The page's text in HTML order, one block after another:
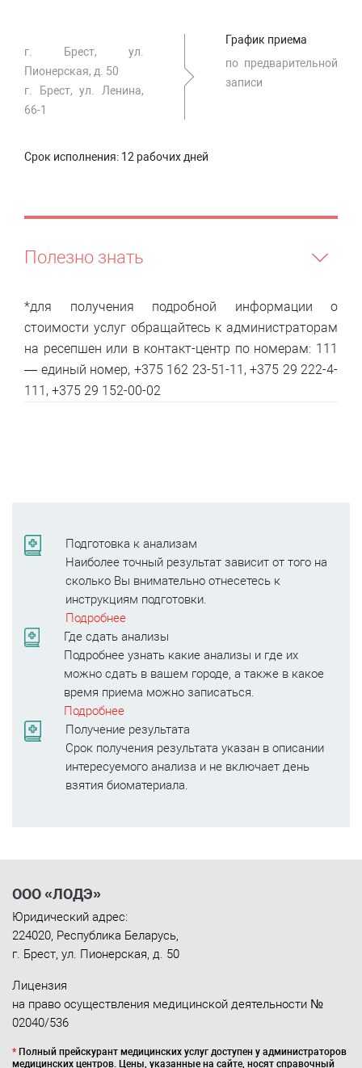
г. Брест, ул.
Пионерская, д. 50
г. Брест, ул. Ленина,
66-1
График приема
по предварительной
записи
Срок исполнения: 12 рабочих дней
Полезно знать
*для получения подробной информации о
стоимости услуг обращайтесь к администраторам
на ресепшен или в контакт-центр по номерам: 111
— единый номер, +375 162 23-51-11, +375 29 222-4-
111, +375 29 152-00-02
Подготовка к анализам
Наиболее точный результат зависит от того на
сколько Вы внимательно отнесетесь к
инструкциям подготовки.
Подробнее
Где сдать анализы
Подробнее узнать какие анализы и где их
можно сдать в вашем городе, а также в какое
время приема можно записаться.
Подробнее
Получение результата
Срок получения результата указан в описании
интересуемого анализа и не включает день
взятия биоматериала.
ООО «ЛОДЭ»
Юридический адрес:
224020, Республика Беларусь,
г. Брест, ул. Пионерская, д. 50
Лицензия
на право осуществления медицинской деятельности №
02040/536
* Полный прейскурант медицинских услуг доступен у администраторов
медицинских центров. Цены, указанные на сайте, носят справочный